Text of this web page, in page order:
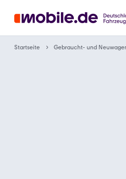
Startseite Gebraucht- und